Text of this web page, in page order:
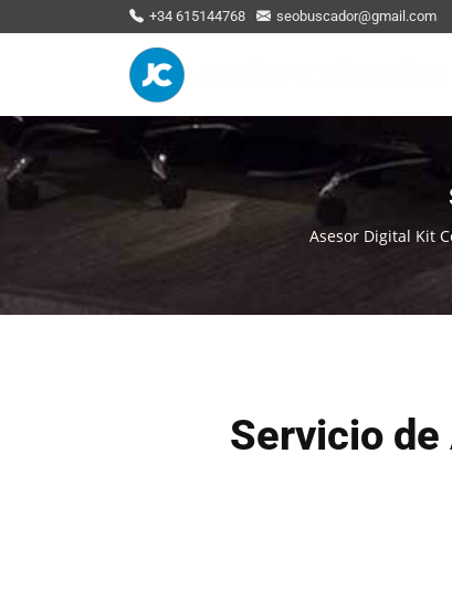
+34 615144768 seobuscador@gmail.com
Asesor Digital Kit
Servicio